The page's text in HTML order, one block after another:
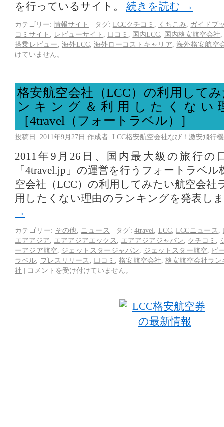
を行っているサイト。 続きを読む →
カテゴリー: 情報サイト | タグ: LCCクチコミ くちこみ
ガイドブ
コミサイト
レビューサイト 口コミ 国内LCC 国内格安航空会社
搭乗レビュー
海外LCC, 海外ローコストキャリア ,海外格安航空
けていません。
格安航空会社（LCC）の利用して
ンキング＆利用したくない
［4travel（フォートラベル）］
投稿日: 2011年9月27日 作成者: LCC格安航空会社なび！激安飛行
2011年9月26日、国内最大級の旅行の
「4travel.jp」の運営を行うフォートラベ
空会社（LCC）の利用してみたい航空会社
用したくない理由のランキングを発表し
→
カテゴリー: その他 ニュース | タグ: 4travel LCC,LCCニュース
エアアジア
エアアジアエックス エアアジアジャパン クチコミ
ーアジア航空
ジェットスタージャパン ジェットスター航空
ピ
ラベル
プレスリリース 口コミ ,格安航空会社 ,格安航空会社ラン
社 | コメントを受け付けていません。